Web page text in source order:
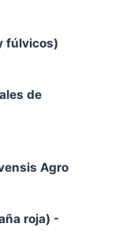
fúlvicos)
de
Agro
roja) -